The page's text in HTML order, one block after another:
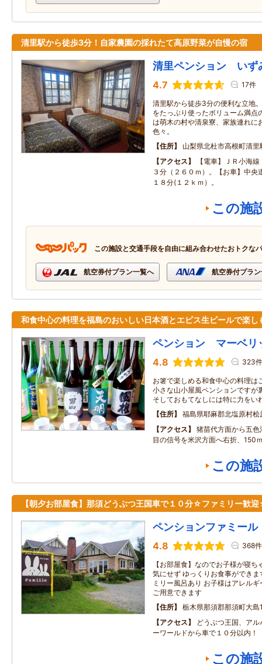
清里駅から徒歩3分！自家農園の採れたて高原野菜が自慢の宿
清里ペンション いず
4.7 17件
清里駅から徒歩3分の便利な立地
をたっぷり使ったボリューム満点
は萌木の村や清泉寮、家族連れに
色々。
住所
山梨県北杜市高根町清
アクセス
【電車】ＪＲ小海
３分（２６０ｍ）。【お車】中央
１８分(１２ｋｍ）。
この施
この施設と交通手段を自由に組み合わせたおトクな
航空券付プラン一覧へ 航空券付プラ
和食中心の料理を福島のおいしい日本酒とエビス生ビールで楽し
ペンション マーベリ
4.8 323件
お箸で楽しめる和食中心の料理は
小さな山小屋風ペンションですが
そしておもてなしには特に力をい
住所
福島県耶麻郡北塩原村
アクセス
猪苗代方面から五
目の信号を米沢方面へ右折、150
この施
【朝夕お部屋食】那須どうぶつ王国車で１０分☆ファミリー歓
ペンションファミール
4.8 368件
【お部屋食】なのでお子様が寝
気にせず ゆっくりお食事ができ
ミリー風呂あり お子様はアレル
ご用意できます
住所
栃木県那須郡那須町大
アクセス
どうぶつ王国、ア
ーワールドから車で１０分以内！
この施